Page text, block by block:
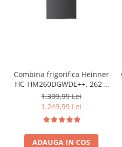
Combina frigorifica Heinner
HC-HM260DGWDE++, 262 l,
Clasa E, Dozator de apa,
Control electronic cu
termostat ajustabil, Lumina
cm, Gri antracit texturat
1.399,99 Lei
1.249,99 Lei
ADAUGA IN COS